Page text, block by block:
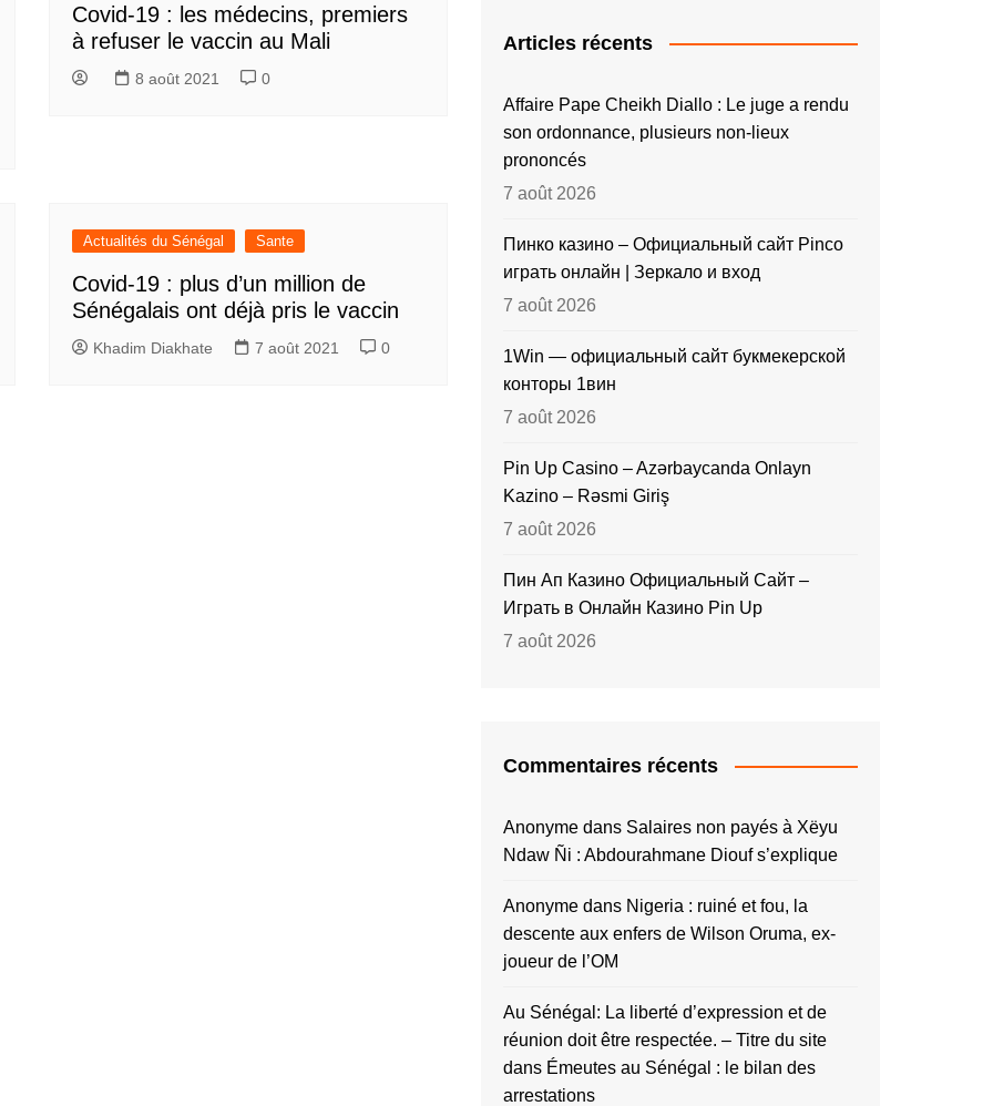
Covid-19 : les médecins, premiers
à refuser le vaccin au Mali
8 août 2021 0
Actualités du Sénégal Sante
Covid-19 : plus d’un million de
Sénégalais ont déjà pris le vaccin
Khadim Diakhate 7 août 2021 0
Articles récents
Affaire Pape Cheikh Diallo : Le juge a rendu
son ordonnance, plusieurs non-lieux
prononcés
7 août 2026
Пинко казино – Официальный сайт Pinco
играть онлайн | Зеркало и вход
7 août 2026
1Win — официальный сайт букмекерской
конторы 1вин
7 août 2026
Pin Up Casino – Azərbaycanda Onlayn
Kazino – Rəsmi Giriş
7 août 2026
Пин Ап Казино Официальный Сайт –
Играть в Онлайн Казино Pin Up
7 août 2026
Commentaires récents
Anonyme dans Salaires non payés à Xëyu
Ndaw Ñi : Abdourahmane Diouf s’explique
Anonyme dans Nigeria : ruiné et fou, la
descente aux enfers de Wilson Oruma, ex-
joueur de l’OM
Au Sénégal: La liberté d’expression et de
réunion doit être respectée. – Titre du site
dans Émeutes au Sénégal : le bilan des
arrestations